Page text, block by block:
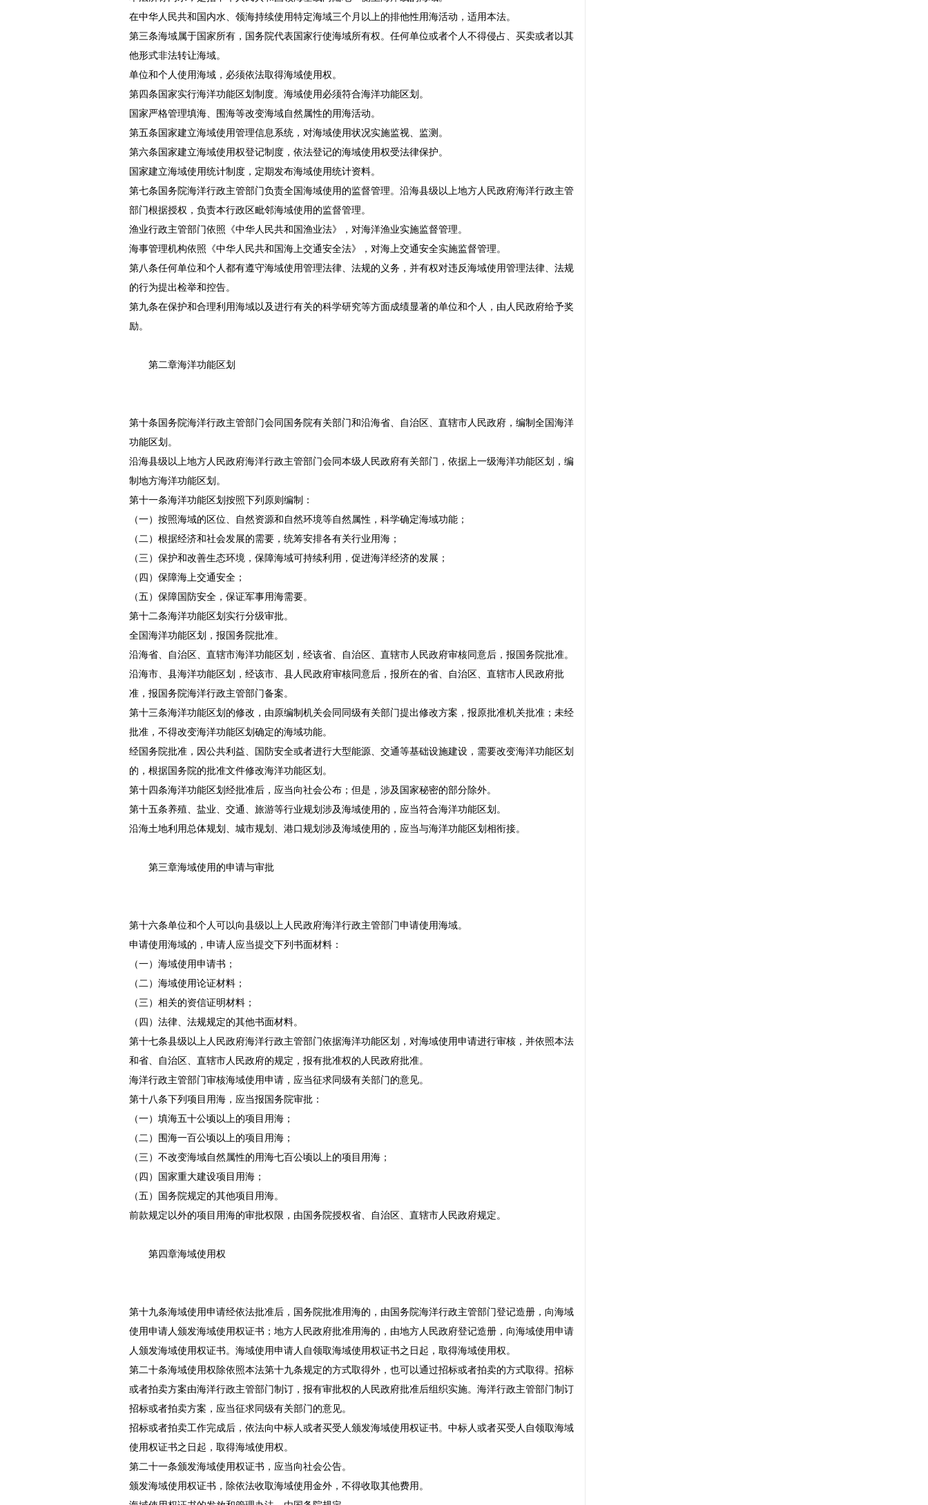
在中华人民共和国内水、领海持续使用特定海域三个月以上的排他性用海活动，适用本法。
第三条海域属于国家所有，国务院代表国家行使海域所有权。任何单位或者个人不得侵占、买卖或者以其
他形式非法转让海域。
单位和个人使用海域，必须依法取得海域使用权。
第四条国家实行海洋功能区划制度。海域使用必须符合海洋功能区划。
国家严格管理填海、围海等改变海域自然属性的用海活动。
第五条国家建立海域使用管理信息系统，对海域使用状况实施监视、监测。
第六条国家建立海域使用权登记制度，依法登记的海域使用权受法律保护。
国家建立海域使用统计制度，定期发布海域使用统计资料。
第七条国务院海洋行政主管部门负责全国海域使用的监督管理。沿海县级以上地方人民政府海洋行政主管
部门根据授权，负责本行政区毗邻海域使用的监督管理。
渔业行政主管部门依照《中华人民共和国渔业法》，对海洋渔业实施监督管理。
海事管理机构依照《中华人民共和国海上交通安全法》，对海上交通安全实施监督管理。
第八条任何单位和个人都有遵守海域使用管理法律、法规的义务，并有权对违反海域使用管理法律、法规
的行为提出检举和控告。
第九条在保护和合理利用海域以及进行有关的科学研究等方面成绩显著的单位和个人，由人民政府给予奖
励。
第二章海洋功能区划
第十条国务院海洋行政主管部门会同国务院有关部门和沿海省、自治区、直辖市人民政府，编制全国海洋
功能区划。
沿海县级以上地方人民政府海洋行政主管部门会同本级人民政府有关部门，依据上一级海洋功能区划，编
制地方海洋功能区划。
第十一条海洋功能区划按照下列原则编制：
（一）按照海域的区位、自然资源和自然环境等自然属性，科学确定海域功能；
（二）根据经济和社会发展的需要，统筹安排各有关行业用海；
（三）保护和改善生态环境，保障海域可持续利用，促进海洋经济的发展；
（四）保障海上交通安全；
（五）保障国防安全，保证军事用海需要。
第十二条海洋功能区划实行分级审批。
全国海洋功能区划，报国务院批准。
沿海省、自治区、直辖市海洋功能区划，经该省、自治区、直辖市人民政府审核同意后，报国务院批准。
沿海市、县海洋功能区划，经该市、县人民政府审核同意后，报所在的省、自治区、直辖市人民政府批
准，报国务院海洋行政主管部门备案。
第十三条海洋功能区划的修改，由原编制机关会同同级有关部门提出修改方案，报原批准机关批准；未经
批准，不得改变海洋功能区划确定的海域功能。
经国务院批准，因公共利益、国防安全或者进行大型能源、交通等基础设施建设，需要改变海洋功能区划
的，根据国务院的批准文件修改海洋功能区划。
第十四条海洋功能区划经批准后，应当向社会公布；但是，涉及国家秘密的部分除外。
第十五条养殖、盐业、交通、旅游等行业规划涉及海域使用的，应当符合海洋功能区划。
沿海土地利用总体规划、城市规划、港口规划涉及海域使用的，应当与海洋功能区划相衔接。
第三章海域使用的申请与审批
第十六条单位和个人可以向县级以上人民政府海洋行政主管部门申请使用海域。
申请使用海域的，申请人应当提交下列书面材料：
（一）海域使用申请书；
（二）海域使用论证材料；
（三）相关的资信证明材料；
（四）法律、法规规定的其他书面材料。
第十七条县级以上人民政府海洋行政主管部门依据海洋功能区划，对海域使用申请进行审核，并依照本法
和省、自治区、直辖市人民政府的规定，报有批准权的人民政府批准。
海洋行政主管部门审核海域使用申请，应当征求同级有关部门的意见。
第十八条下列项目用海，应当报国务院审批：
（一）填海五十公顷以上的项目用海；
（二）围海一百公顷以上的项目用海；
（三）不改变海域自然属性的用海七百公顷以上的项目用海；
（四）国家重大建设项目用海；
（五）国务院规定的其他项目用海。
前款规定以外的项目用海的审批权限，由国务院授权省、自治区、直辖市人民政府规定。
第四章海域使用权
第十九条海域使用申请经依法批准后，国务院批准用海的，由国务院海洋行政主管部门登记造册，向海域
使用申请人颁发海域使用权证书；地方人民政府批准用海的，由地方人民政府登记造册，向海域使用申请
人颁发海域使用权证书。海域使用申请人自领取海域使用权证书之日起，取得海域使用权。
第二十条海域使用权除依照本法第十九条规定的方式取得外，也可以通过招标或者拍卖的方式取得。招标
或者拍卖方案由海洋行政主管部门制订，报有审批权的人民政府批准后组织实施。海洋行政主管部门制订
招标或者拍卖方案，应当征求同级有关部门的意见。
招标或者拍卖工作完成后，依法向中标人或者买受人颁发海域使用权证书。中标人或者买受人自领取海域
使用权证书之日起，取得海域使用权。
第二十一条颁发海域使用权证书，应当向社会公告。
颁发海域使用权证书，除依法收取海域使用金外，不得收取其他费用。